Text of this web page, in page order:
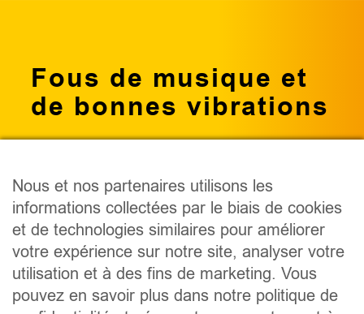
Fous de musique et
de bonnes vibrations
PODCAST
ÉMISSIONS
ANIMATEURS
ÉVÈNEMENTS
Nous et nos partenaires utilisons les
informations collectées par le biais de cookies
et de technologies similaires pour améliorer
votre expérience sur notre site, analyser votre
utilisation et à des fins de marketing. Vous
pouvez en savoir plus dans notre politique de